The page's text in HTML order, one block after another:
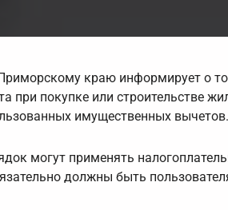
краю информирует о
при покупке или строительстве
имущественных вычетов.
могут применять
должны быть